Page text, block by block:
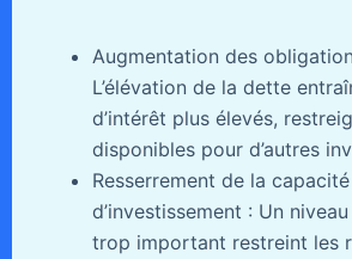
Augmentation des
L’élévation de la dette
d’intérêt plus élevés,
disponibles pour d’autres
Resserrement de la capacité
d’investissement : Un
trop important restreint les